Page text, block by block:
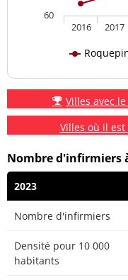
2016 2017
60
Villes avec
Villes où il
Nombre d'infirmiers
2023
Nombre d'infirmiers
Densité pour 10 000
habitants